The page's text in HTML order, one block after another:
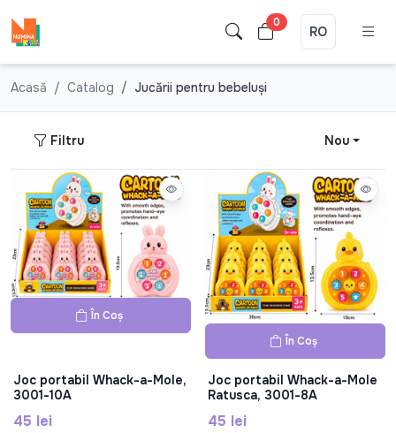
0
RO
Acasă Catalog Jucării pentru bebeluşi
Filtru Nou
În Coș
Joc portabil Whack-a-Mole,
3001-10A
45 lei
În Coș
Joc portabil Whack-a-Mole
Ratusca, 3001-8A
45 lei